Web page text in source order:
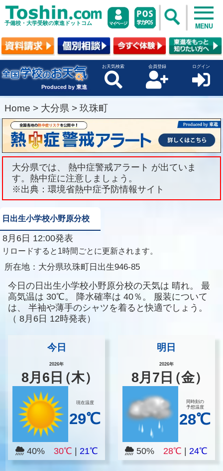
予備校・大学受験の東進ドットコム MENU
Produced by 東進
お天気検索 会員登録 ログイン
Home > 大分県 > 玖珠町
大分県では、 熱中症警戒アラート が出ていま
す。熱中症に注意しましょう。
※出典：環境省熱中症予防情報サイト
日出生小学校小野原分校
8月6日 12:00発表
リロードすると1時間ごとに更新されます。
所在地： 大分県玖珠町日出生946-85
今日の日出生小学校小野原分校の天気は 晴れ。
最
高気温は 30℃。 降水確率は 40％。
服装について
は、
半袖や薄手のシャツを着ると快適でしょう。
（ 8月6日 12時発表）
今日
2026年
8月 6 日（木）
現在温度
29℃
40% 30℃ 21℃
明日
2026年
8月 7 日（金）
同時刻の
予想温度
28℃
50%28℃ |24℃